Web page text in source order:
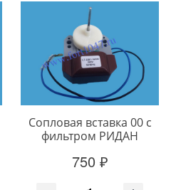
Сопловая вставка 00 с
фильтром РИДАН
750 ₽